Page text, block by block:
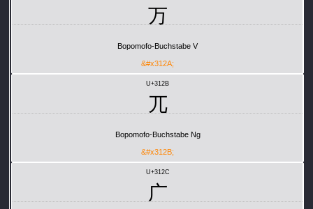
ㄪ
Bopomofo-Buchstabe V
&#x312A;
U+312B
ㄫ
Bopomofo-Buchstabe Ng
&#x312B;
U+312C
ㄬ